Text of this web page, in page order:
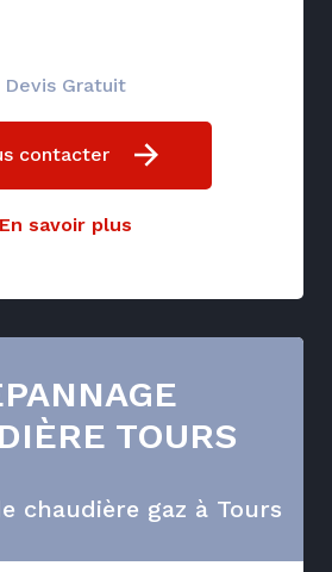
Devis Gratuit
contacter
En savoir plus
TOURS
chaudière gaz à Tours